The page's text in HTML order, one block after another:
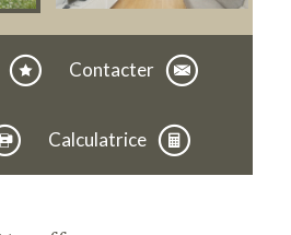
Contacter
Calculatrice